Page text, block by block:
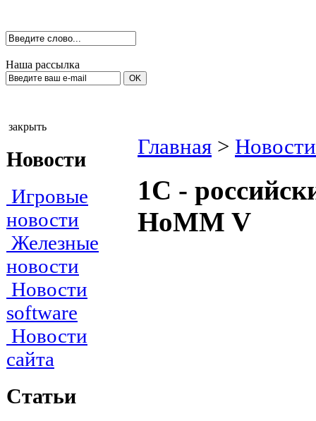
Наша рассылка
закрыть
Новости
Игровые
новости
Железные
новости
Новости
software
Новости
сайта
Статьи
Главная >
1С -
HoMM V